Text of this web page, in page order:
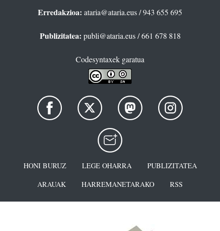
Erredakzioa: ataria@ataria.eus/ 943 655 695
Publizitatea: publi@ataria.eus/ 661 678 818
Codesyntaxek garatua
HONI BURUZ LEGE OHARRA
PUBLIZITATEA
ARAUAK
HARREMANETARAKO RSS